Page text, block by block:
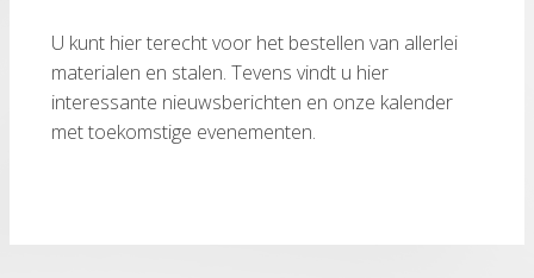
U kunt hier terecht voor het bestellen van allerlei
materialen en stalen. Tevens vindt u hier
interessante nieuwsberichten en onze kalender
met toekomstige evenementen.